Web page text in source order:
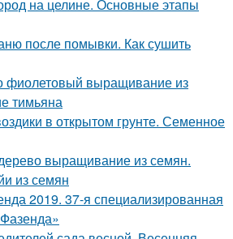
на целине. Основные этапы
после помывки. Как сушить
фиолетовый выращивание из
тимьяна
в открытом грунте. Семенное
выращивание из семян.
из семян
2019. 37-я специализированная